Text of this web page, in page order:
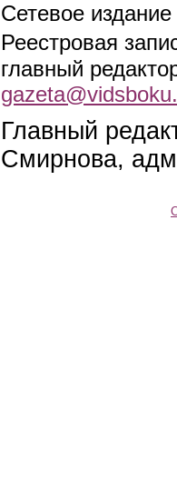
Сетевое
Реестровая
главный
Главный
Смирнова,